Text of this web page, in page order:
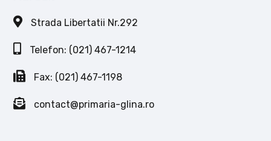
Strada Libertatii Nr.292
Telefon: (021) 467-1214
Fax: (021) 467-1198
contact@primaria-glina.ro